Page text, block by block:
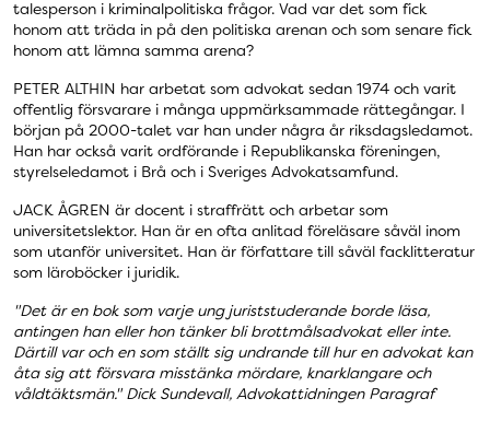
talesperson i kriminalpolitiska frågor. Vad var det som fick
honom att träda in på den politiska arenan och som senare fick
honom att lämna samma arena?
PETER ALTHIN har arbetat som advokat sedan 1974 och varit
offentlig försvarare i många uppmärksammade rättegångar. I
början på 2000-talet var han under några år riksdagsledamot.
Han har också varit ordförande i Republikanska föreningen,
styrelseledamot i Brå och i Sveriges Advokatsamfund.
JACK ÅGREN är docent i straffrätt och arbetar som
universitetslektor. Han är en ofta anlitad föreläsare såväl inom
som utanför universitet. Han är författare till såväl facklitteratur
som läroböcker i juridik.
"Det är en bok som varje ung juriststuderande borde läsa,
antingen han eller hon tänker bli brottmålsadvokat eller inte.
Därtill var och en som ställt sig undrande till hur en advokat kan
åta sig att försvara misstänka mördare, knarklangare och
våldtäktsmän." Dick Sundevall, Advokattidningen Paragraf